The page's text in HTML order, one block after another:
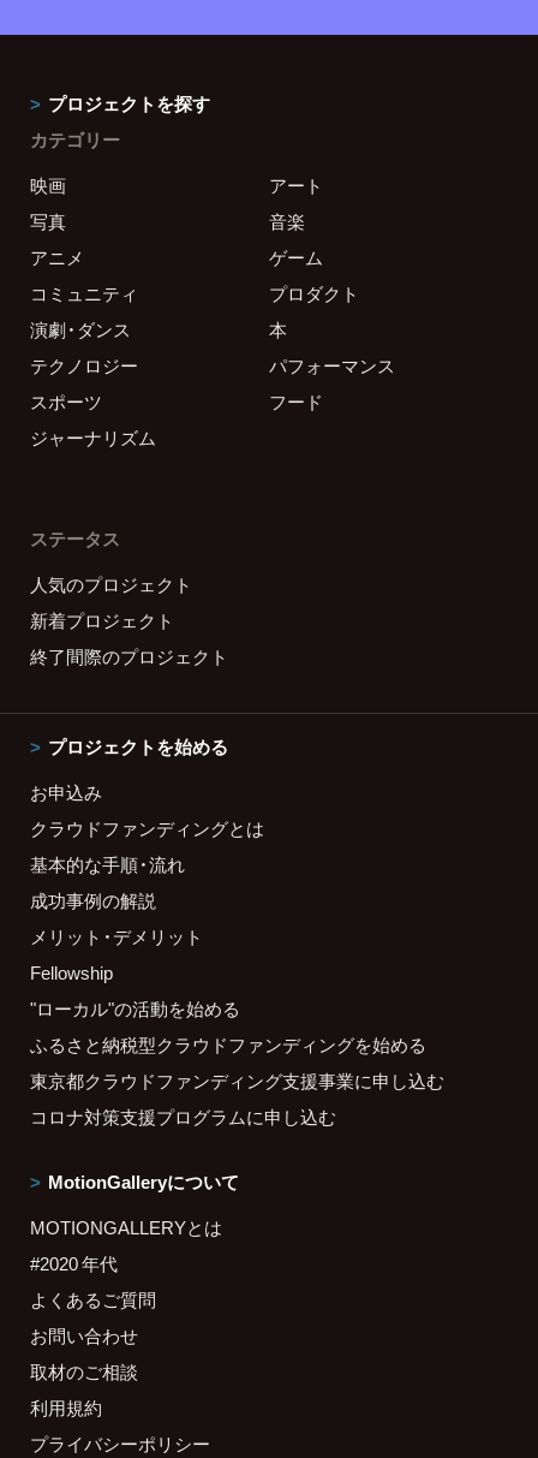
プロジェクトを探す
カテゴリー
映画
アート
写真
音楽
アニメ
ゲーム
コミュニティ
プロダクト
演劇・ダンス
本
テクノロジー
パフォーマンス
スポーツ
フード
ジャーナリズム
ステータス
人気のプロジェクト
新着プロジェクト
終了間際のプロジェクト
プロジェクトを始める
お申込み
クラウドファンディングとは
基本的な手順・流れ
成功事例の解説
メリット・デメリット
Fellowship
"ローカル"の活動を始める
ふるさと納税型クラウドファンディングを始める
東京都クラウドファンディング支援事業に申し込む
コロナ対策支援プログラムに申し込む
MotionGalleryについて
MOTIONGALLERYとは
#2020 年代
よくあるご質問
お問い合わせ
取材のご相談
利用規約
プライバシーポリシー